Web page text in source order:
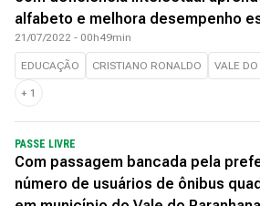
alfabeto e melhora desempenho
21/07/2022 - 00h49min
EDUCAÇÃO CRISTIANO RONALDO VALE
+ 1
PASSE LIVRE
Com passagem bancada pela
número de usuários de ônibus